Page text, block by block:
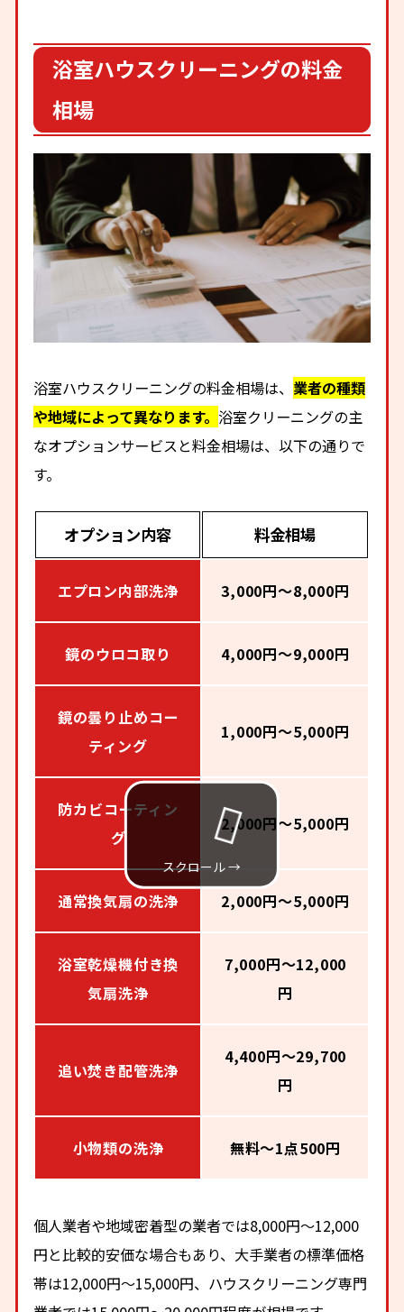
浴室ハウスクリーニングの料金
相場
浴室ハウスクリーニングの料金相場は、 業者の種類
や地域によって異なります。 浴室クリーニングの主
なオプションサービスと料金相場は、以下の通りで
す。
オプション内容 料金相場
エプロン内部洗浄 3,000円～8,000円
鏡のウロコ取り 4,000円～9,000円
鏡の曇り止めコー
ティング
1,000円～5,000円
防カビコーティン
グ
2,000円～5,000円
通常換気扇の洗浄 2,000円～5,000円
浴室乾燥機付き換
気扇洗浄
7,000円～12,000
円
追い焚き配管洗浄
4,400円～29,700
円
小物類の洗浄 無料～1点500円
個人業者や地域密着型の業者では8,000円～12,000
円と比較的安価な場合もあり、大手業者の標準価格
帯は12,000円～15,000円、ハウスクリーニング専門